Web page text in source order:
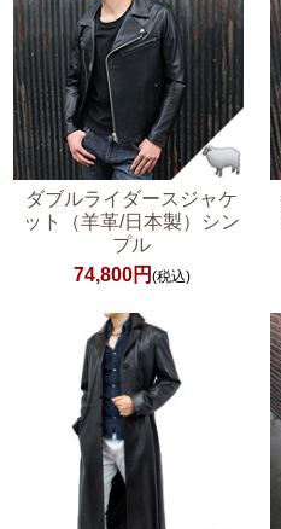
ダブルライダースジャケ
ット（羊革/日本製）シン
プル
74,800円 (税込)